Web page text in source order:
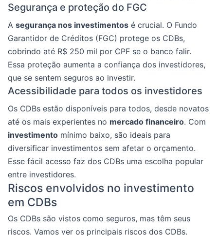
Segurança e proteção do FGC
A segurança nos investimentos é crucial. O Fundo
Garantidor de Créditos (FGC) protege os CDBs,
cobrindo até R$ 250 mil por CPF se o banco falir.
Essa proteção aumenta a confiança dos investidores,
que se sentem seguros ao investir.
Acessibilidade para todos os investidores
Os CDBs estão disponíveis para todos, desde novatos
até os mais experientes no mercado financeiro. Com
investimento mínimo baixo, são ideais para
diversificar investimentos sem afetar o orçamento.
Esse fácil acesso faz dos CDBs uma escolha popular
entre investidores.
Riscos envolvidos no investimento
em CDBs
Os CDBs são vistos como seguros, mas têm seus
riscos. Vamos ver os principais riscos dos CDBs.